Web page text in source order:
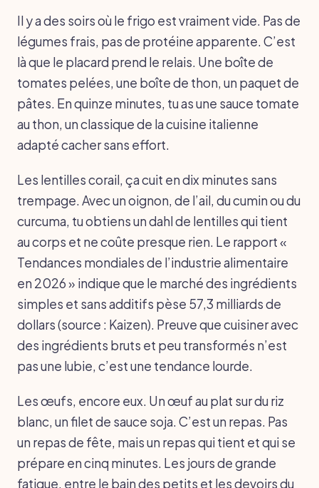
Il y a des soirs où le frigo est vraiment vide. Pas de
légumes frais, pas de protéine apparente. C’est
là que le placard prend le relais. Une boîte de
tomates pelées, une boîte de thon, un paquet de
pâtes. En quinze minutes, tu as une sauce tomate
au thon, un classique de la cuisine italienne
adapté cacher sans effort.
Les lentilles corail, ça cuit en dix minutes sans
trempage. Avec un oignon, de l’ail, du cumin ou du
curcuma, tu obtiens un dahl de lentilles qui tient
au corps et ne coûte presque rien. Le rapport «
Tendances mondiales de l’industrie alimentaire
en 2026 » indique que le marché des ingrédients
simples et sans additifs pèse 57,3 milliards de
dollars (source : Kaizen). Preuve que cuisiner avec
des ingrédients bruts et peu transformés n’est
pas une lubie, c’est une tendance lourde.
Les œufs, encore eux. Un œuf au plat sur du riz
blanc, un filet de sauce soja. C’est un repas. Pas
un repas de fête, mais un repas qui tient et qui se
prépare en cinq minutes. Les jours de grande
fatigue, entre le bain des petits et les devoirs du